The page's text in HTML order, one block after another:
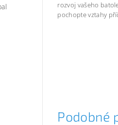
rozvoj vašeho
pochopte vztahy
Podobné